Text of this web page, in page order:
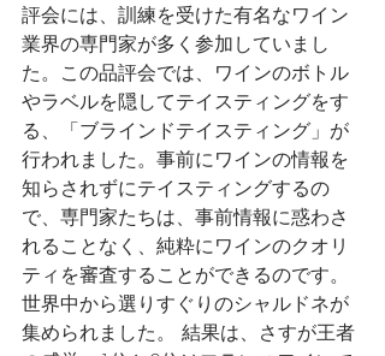
評会には、訓練を受けた有名なワイン
業界の専門家が多く参加していまし
た。この品評会では、ワインのボトル
やラベルを隠してテイスティングをす
る、「ブラインドテイスティング」が
行われました。事前にワインの情報を
知らされずにテイスティングするの
で、専門家たちは、事前情報に惑わさ
れることなく、純粋にワインのクオリ
ティを審査することができるのです。
世界中から選りすぐりのシャルドネが
集められました。 結果は、さすが王者